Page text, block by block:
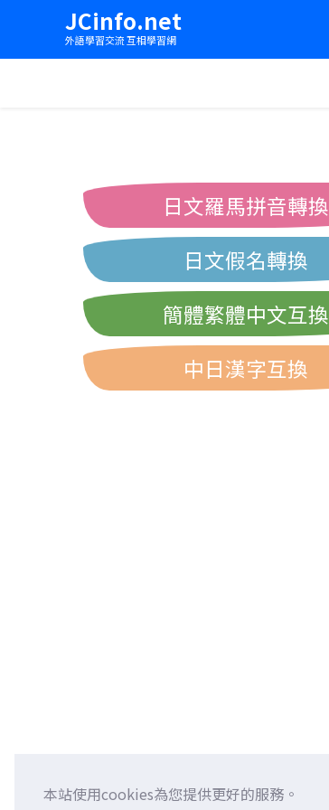
本站使用cookies為您提供更好的服務。
JCinfo.net
外語學習交流 互相學習網
日文羅馬拼音轉換
日文假名轉換
簡體繁體中文互換
中日漢字互換